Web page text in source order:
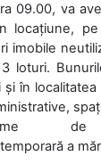
09.00, va
locațiune,
imobile
loturi.
în
de
a